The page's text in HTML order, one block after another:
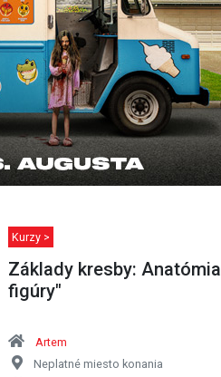
Kurzy >
Základy kresby: Anatómia
figúry"
Artem
Neplatné miesto konania